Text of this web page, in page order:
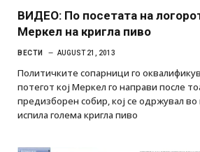
ВИДЕО: По посетата на
Меркел на кригла пиво
ВЕСТИ AUGUST 21, 2013
Политичките сопарници го
потегот кој Меркел го направи после
предизборен собир, кој се одржувал
испила голема кригла пиво